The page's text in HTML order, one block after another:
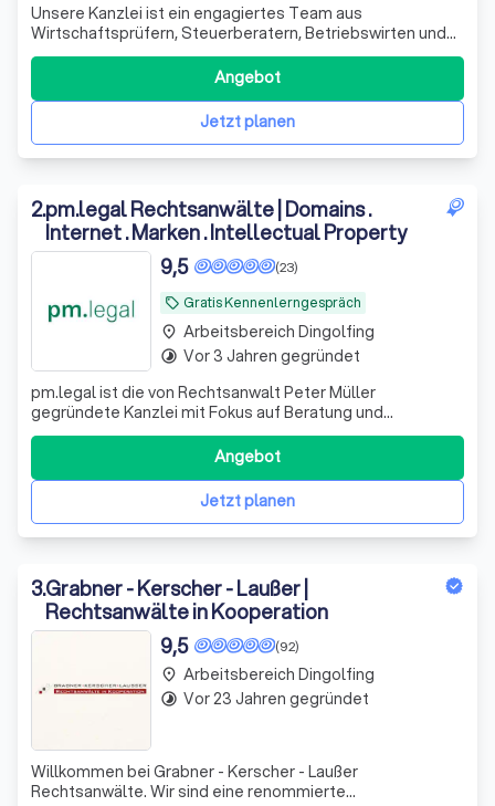
Unsere Kanzlei ist ein engagiertes Team aus
Wirtschaftsprüfern, Steuerberatern, Betriebswirten und
Fachanwälten. Seit 1995 unterstützen wir unsere
Mandanten erfolgreich in schwierigen Finanzsituationen.
Wir sehen uns nicht nur als Ansprechpartner, sondern auch
als Ratgeber und Umsetzer von Lösungen.
Jetzt planen
Angebot
2.pm.legal Rechtsanwälte | Domains .
Internet . Marken . Intellectual Property
local_offer Gratis Kennenlerngespräch
(23)
9,5
pm.legal ist die von Rechtsanwalt Peter Müller
gegründete Kanzlei mit Fokus auf Beratung und
Vertretung in den Bereichen IP (Intellectual Property) und
IT (Informationstechnologie) im Herzen von München. Die
Kernkompetenzen von pm.legal liegen im
Online-/Internetrecht und im Markenrecht, Domainrecht
Jetzt planen
Angebot
place Arbeitsbereich Dingolfing
timelapse Vor 3 Jahren gegründet
3.Grabner - Kerscher - Laußer |
Rechtsanwälte in Kooperation
(92)
9,5
Willkommen bei Grabner - Kerscher - Laußer
Rechtsanwälte. Wir sind eine renommierte
place Arbeitsbereich Dingolfing
timelapse Vor 23 Jahren gegründet